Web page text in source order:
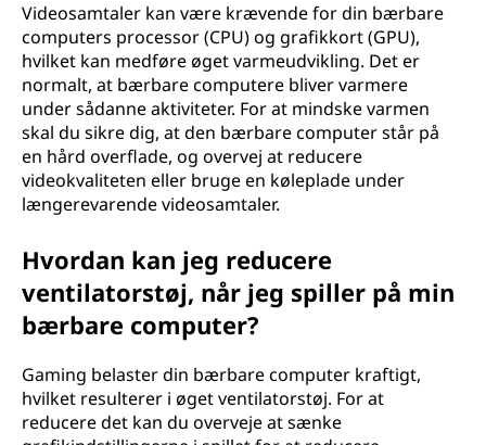
Videosamtaler kan være krævende for din bærbare
computers processor (CPU) og grafikkort (GPU),
hvilket kan medføre øget varmeudvikling. Det er
normalt, at bærbare computere bliver varmere
under sådanne aktiviteter. For at mindske varmen
skal du sikre dig, at den bærbare computer står på
en hård overflade, og overvej at reducere
videokvaliteten eller bruge en køleplade under
længerevarende videosamtaler.
Hvordan kan jeg reducere
ventilatorstøj, når jeg spiller på min
bærbare computer?
Gaming belaster din bærbare computer kraftigt,
hvilket resulterer i øget ventilatorstøj. For at
reducere det kan du overveje at sænke